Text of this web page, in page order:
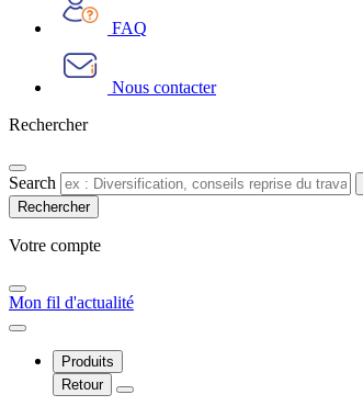
FAQ
Nous contacter
Rechercher
Search
Votre compte​
Mon fil d'actualité
Produits
Retour